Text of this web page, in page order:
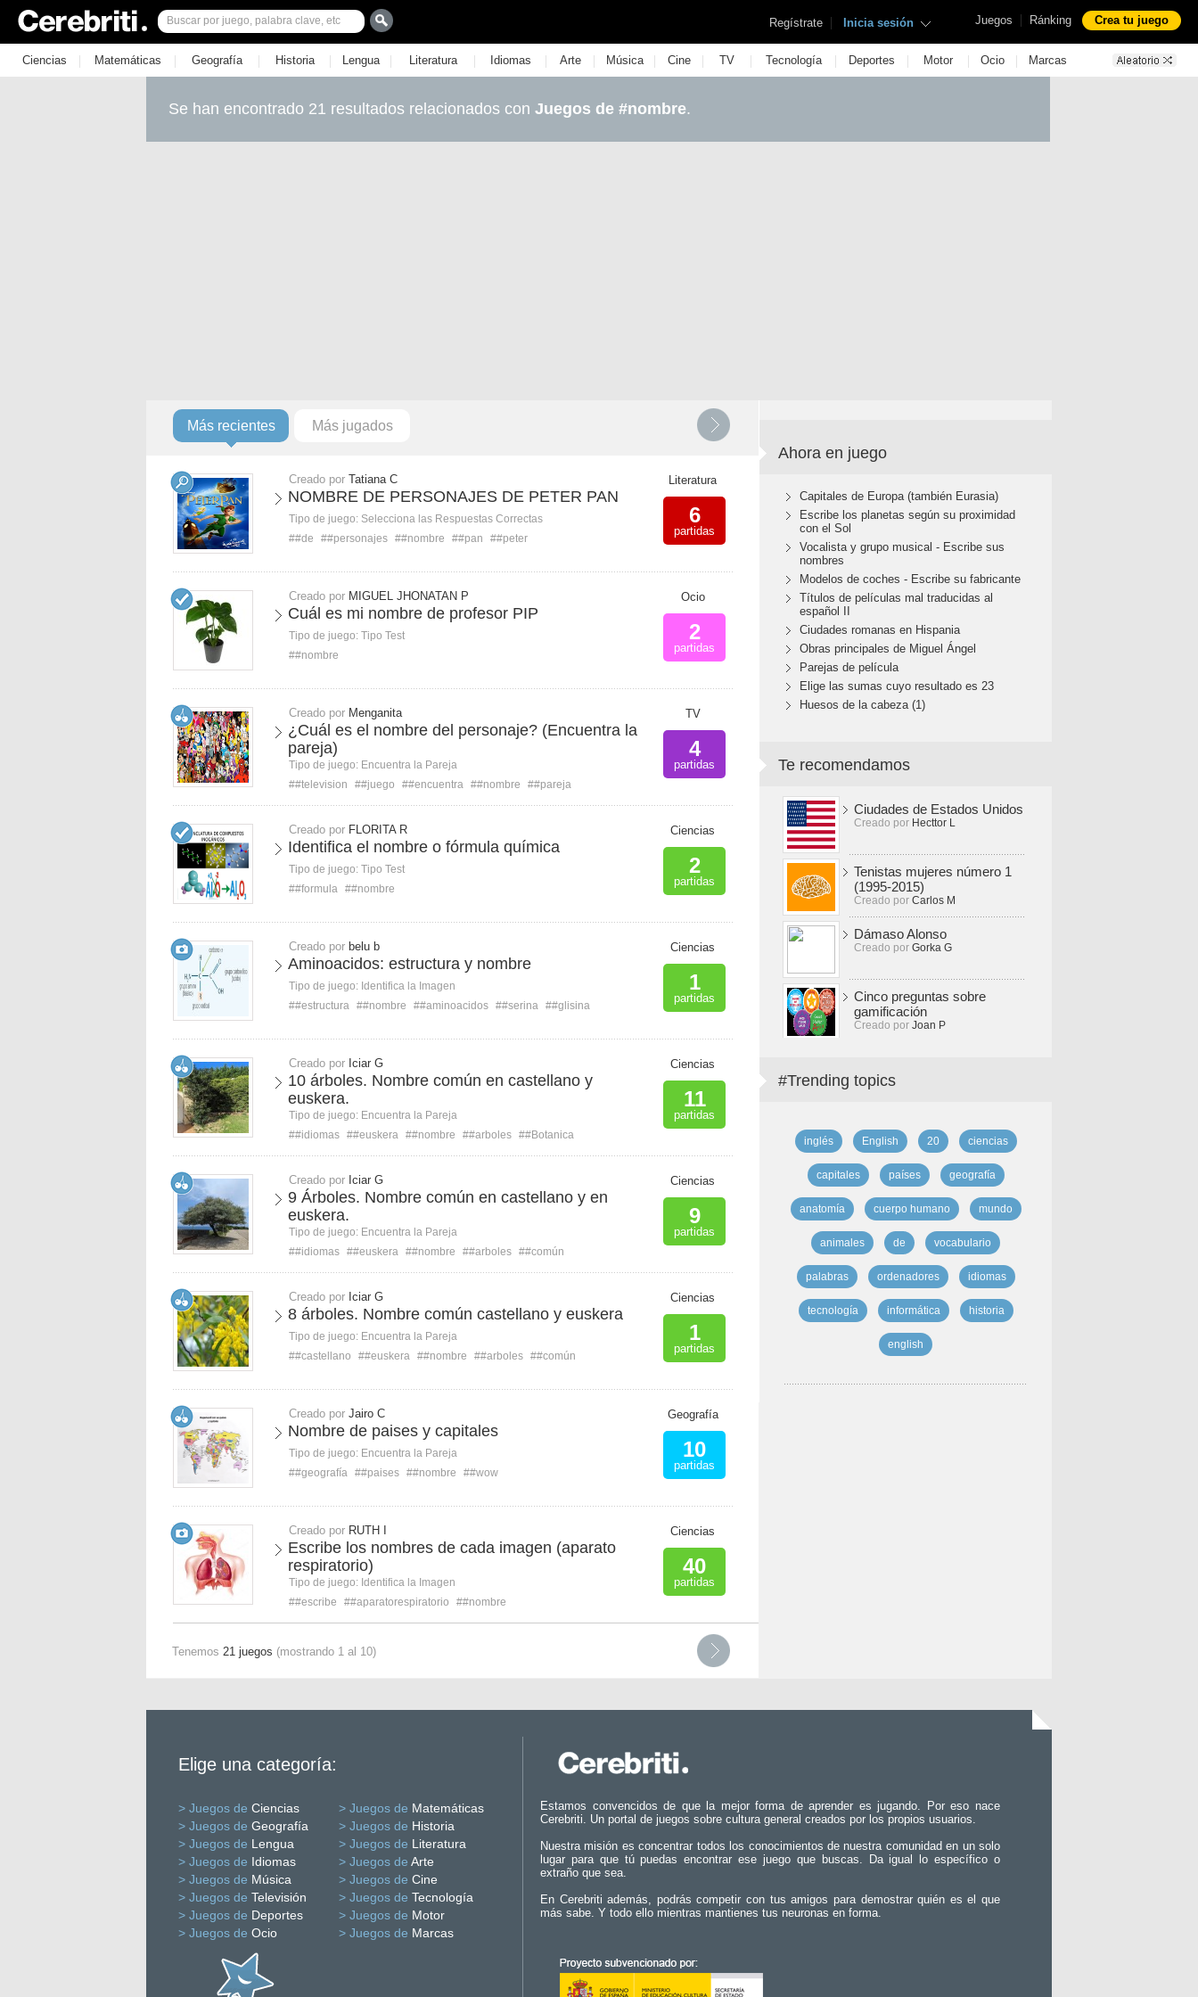
Juegos | Ránking Crea tu juego
Regístrate | Inicia sesión
Ciencias | Matemáticas | Geografía | Historia | Lengua | Literatura | Idiomas | Arte | Música | Cine | TV | Tecnología | Deportes | Motor | Ocio | Marcas
Se han encontrado 21 resultados relacionados con Juegos de #nombre.
Más recientes Más jugados
Creado por Tatiana C
NOMBRE DE PERSONAJES DE PETER PAN
Tipo de juego: Selecciona las Respuestas Correctas
##de
##personajes ##nombre ##pan ##peter
Literatura
6
partidas
Creado por MIGUEL JHONATAN P
Cuál es mi nombre de profesor PIP
Tipo de juego: Tipo Test
##nombre
Ocio
2
partidas
Creado por Menganita
¿Cuál es el nombre del personaje? (Encuentra la
pareja)
Tipo de juego: Encuentra la Pareja
##television
##juego ##encuentra ##nombre ##pareja
TV
4
partidas
Creado por FLORITA R
Identifica el nombre o fórmula química
Tipo de juego: Tipo Test
##formula ##nombre
Ciencias
2
partidas
Creado por belu b
Aminoacidos: estructura y nombre
Tipo de juego: Identifica la Imagen
##estructura ##nombre ##aminoacidos ##serina ##glisina
Ciencias
1
partidas
Creado por Iciar G
10 árboles. Nombre común en castellano y
euskera.
Tipo de juego: Encuentra la Pareja
##idiomas ##euskera ##nombre ##arboles ##Botanica
Ciencias
11
partidas
Creado por Iciar G
9 Árboles. Nombre común en castellano y en
euskera.
Tipo de juego: Encuentra la Pareja
##idiomas ##euskera ##nombre ##arboles ##común
Ciencias
9
partidas
Creado por Iciar G
8 árboles. Nombre común castellano y euskera
Tipo de juego: Encuentra la Pareja
##castellano
##euskera ##nombre ##arboles ##común
Ciencias
1
partidas
Creado por Jairo C
Nombre de paises y capitales
Tipo de juego: Encuentra la Pareja
##geografía ##paises ##nombre ##wow
Geografía
10
partidas
Creado por RUTH I
Escribe los nombres de cada imagen (aparato
respiratorio)
Tipo de juego: Identifica la Imagen
##escribe
##aparatorespiratorio ##nombre
Ciencias
40
partidas
Tenemos 21 juegos (mostrando 1 al 10)
Ahora en juego
Capitales de Europa (también Eurasia)
Escribe los planetas según su proximidad
con el Sol
Vocalista y grupo musical - Escribe sus
nombres
Modelos de coches - Escribe su fabricante
Títulos de películas mal traducidas al
español II
Ciudades romanas en Hispania
Obras principales de Miguel Ángel
Parejas de película
Elige las sumas cuyo resultado es 23
Huesos de la cabeza (1)
Te recomendamos
Ciudades de Estados Unidos
Creado por Hecttor L
Tenistas mujeres número 1
(1995-2015)
Creado por Carlos M
Dámaso Alonso
Creado por Gorka G
Cinco preguntas sobre
gamificación
Creado por Joan P
#Trending topics
inglés English 20 ciencias
capitales países geografía
anatomía cuerpo humano mundo
animales de vocabulario
palabras ordenadores idiomas
tecnología informática historia
english
Elige una categoría:
> Juegos de Ciencias > Juegos de Matemáticas
> Juegos de Geografía > Juegos de Historia
> Juegos de Lengua > Juegos de Literatura
> Juegos de Idiomas > Juegos de Arte
> Juegos de Música > Juegos de Cine
> Juegos de Televisión > Juegos de Tecnología
> Juegos de Deportes > Juegos de Motor
> Juegos de Ocio > Juegos de Marcas
Estamos convencidos de que la mejor forma de aprender es jugando. Por eso nace
Cerebriti. Un portal de juegos sobre cultura general creados por los propios usuarios.
Nuestra misión es concentrar todos los conocimientos de nuestra comunidad en un solo
lugar para que tú puedas encontrar ese juego que buscas. Da igual lo específico o
extraño que sea.
En Cerebriti además, podrás competir con tus amigos para demostrar quién es el que
más sabe. Y todo ello mientras mantienes tus neuronas en forma.